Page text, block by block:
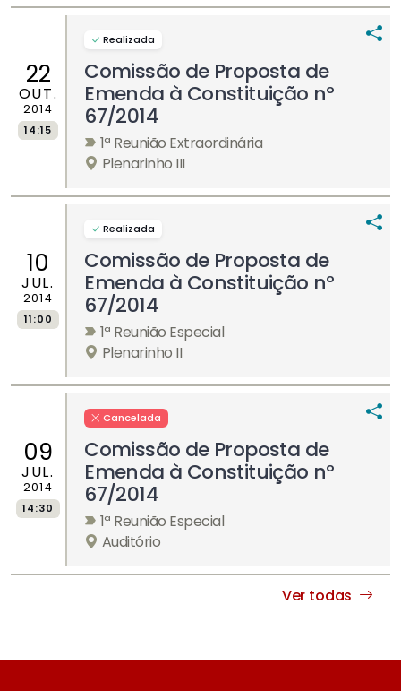
22
OUT.
2014
14:15
Realizada
Comissão de Proposta de
Emenda à Constituição nº
67/2014
1ª Reunião Extraordinária
Plenarinho III
10
JUL.
2014
11:00
Realizada
Comissão de Proposta de
Emenda à Constituição nº
67/2014
1ª Reunião Especial
Plenarinho II
09
JUL.
2014
14:30
Cancelada
Comissão de Proposta de
Emenda à Constituição nº
67/2014
1ª Reunião Especial
Auditório
Ver todas